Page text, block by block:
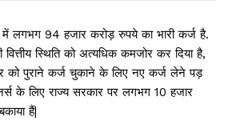
में लगभग 94 हजार करोड़ रुपये का भारी कर्ज है.
वित्तीय स्थिति को अत्यधिक कमजोर कर दिया है,
को पुराने कर्ज चुकाने के लिए नए कर्ज लेने पड़
के लिए राज्य सरकार पर लगभग 10 हजार
हैं|